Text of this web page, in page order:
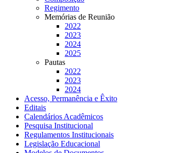
Regimento
Memórias de Reunião
2022
2023
2024
2025
Pautas
2022
2023
2024
Acesso, Permanência e Êxito
Editais
Calendários Acadêmicos
Pesquisa Institucional
Regulamentos Institucionais
Legislação Educacional